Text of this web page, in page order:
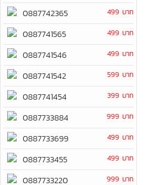
0887742365 499 บาท
0887741565 499 บาท
0887741546 499 บาท
0887741542 599 บาท
0887741454 399 บาท
0887733884 999 บาท
0887733699 499 บาท
0887733455 499 บาท
0887733220 999 บาท